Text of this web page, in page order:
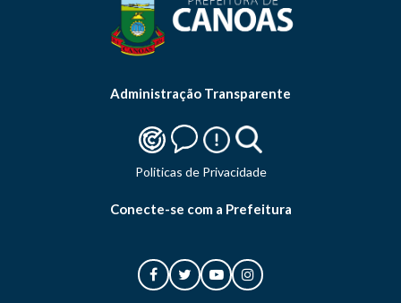
Administração Transparente
Politicas de Privacidade
Conecte-se com a Prefeitura